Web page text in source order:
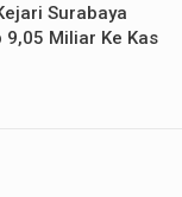
Surabaya
9,05 Miliar Ke Kas